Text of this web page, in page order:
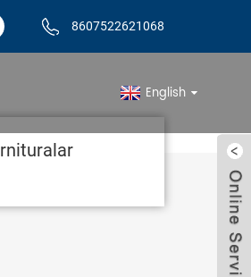
8607522621068
English
Rulolar